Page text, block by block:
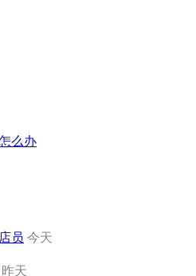
么办
员 今天
昨天